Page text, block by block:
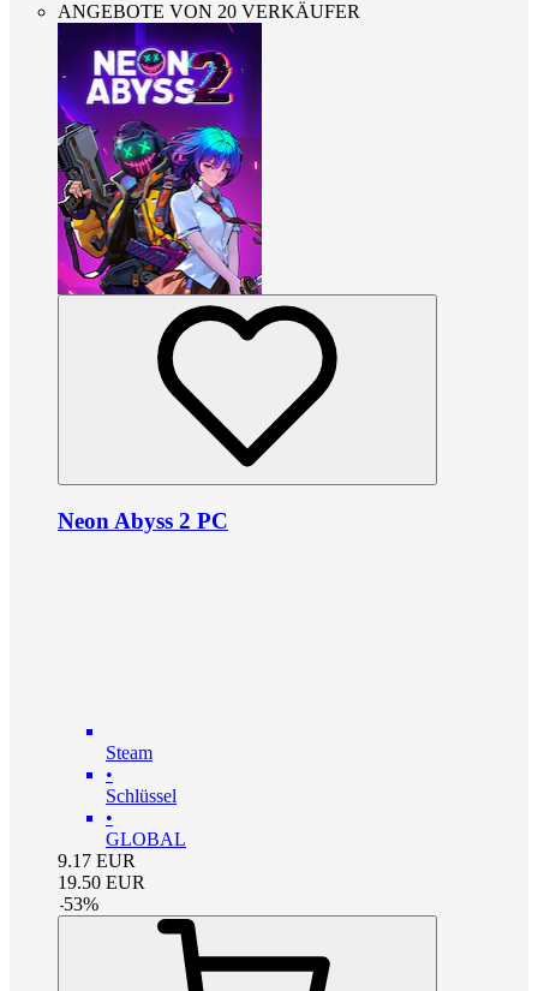
ANGEBOTE VON 20 VERKÄUFER
Neon Abyss 2 PC
Steam
•
Schlüssel
•
GLOBAL
9.17 EUR
19.50 EUR
-53%